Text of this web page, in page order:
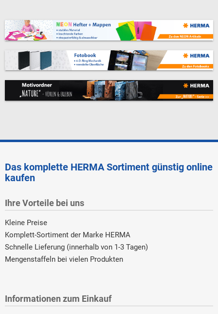
Das komplette HERMA Sortiment günstig online
kaufen
Ihre Vorteile bei uns
Kleine Preise
Komplett-Sortiment der Marke HERMA
Schnelle Lieferung (innerhalb von 1-3 Tagen)
Mengenstaffeln bei vielen Produkten
Informationen zum Einkauf